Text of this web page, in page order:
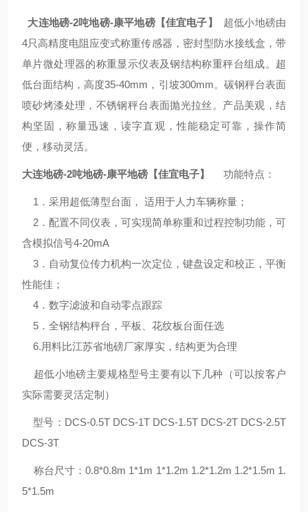
大连地磅-2吨地磅-康平地磅【佳宜电子】
超低小地磅由
4只高精度电阻应变式称重传感器，密封型防水接线盒，带
单片微处理器的称重显示仪表及钢结构称重秤台组成。超
低台面结构，高度35-40mm，引坡300mm。碳钢秤台表面
喷砂烤漆处理，不锈钢秤台表面抛光拉丝。产品美观，结
构坚固，称量迅速，读字直观，性能稳定可靠，操作简
便，移动灵活。
大连地磅-2吨地磅-康平地磅【佳宜电子】 功能特点：
1．采用超低薄型台面， 适用于人力车辆称量；
2．配置不同仪表，可实现简单称重和过程控制功能，可
含模拟信号4-20mA
3．自动复位传力机构一次定位，键盘设定和校正，平衡
性能佳；
4．数字滤波和自动零点跟踪
5．全钢结构秤台，平板、花纹板台面任选
6.用料比江苏省地磅厂家厚实，结构更为合理
超低小地磅主要规格型号主要有以下几种（可以按客户
实际需要灵活定制）
型号：DCS-0.5T DCS-1T DCS-1.5T DCS-2T DCS-2.5T
DCS-3T
称台尺寸：0.8*0.8m 1*1m 1*1.2m 1.2*1.2m 1.2*1.5m 1.
5*1.5m